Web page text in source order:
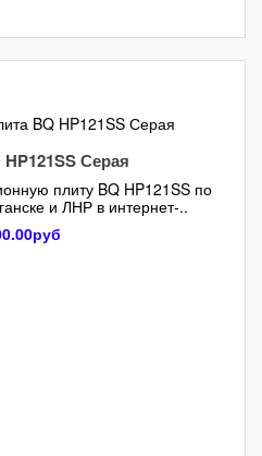
Серая
плиту BQ HP121SS по
и ЛНР в интернет-..